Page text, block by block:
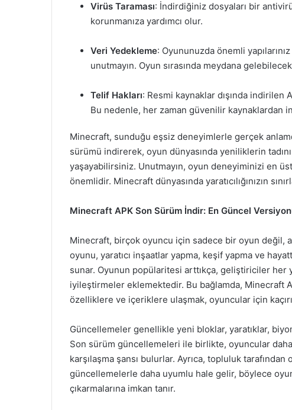
Virüs Taraması: İndirdiğiniz dosyaları bir
korunmanıza yardımcı olur.
Veri Yedekleme: Oyununuzda önemli
unutmayın. Oyun sırasında meydana
Telif Hakları: Resmi kaynaklar dışında indirilen
Bu nedenle, her zaman güvenilir kaynaklardan
Minecraft, sunduğu eşsiz deneyimlerle gerçek
sürümü indirerek, oyun dünyasında yeniliklerin
yaşayabilirsiniz. Unutmayın, oyun deneyiminizi en
önemlidir. Minecraft dünyasında yaratıcılığınızın
Minecraft APK Son Sürüm İndir: En Güncel
Minecraft, birçok oyuncu için sadece bir oyun değil,
oyunu, yaratıcı inşaatlar yapma, keşif yapma ve
sunar. Oyunun popülaritesi arttıkça, geliştiriciler
iyileştirmeler eklemektedir. Bu bağlamda, Minecraft
özelliklere ve içeriklere ulaşmak, oyuncular için
Güncellemeler genellikle yeni bloklar, yaratıklar,
Son sürüm güncellemeleri ile birlikte, oyuncular
karşılaşma şansı bulurlar. Ayrıca, topluluk
güncellemelerle daha uyumlu hale gelir, böylece
çıkarmalarına imkan tanır.